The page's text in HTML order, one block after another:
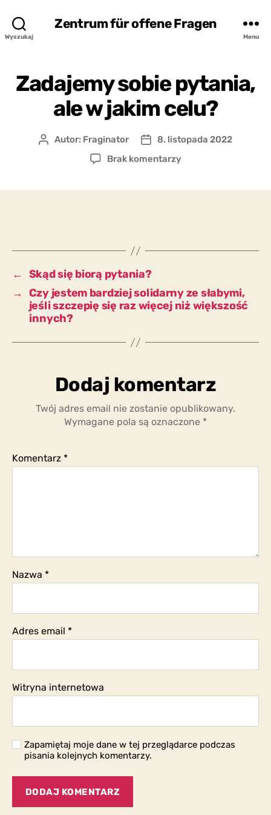
Wyszukaj
Zentrum für offene Fragen
Menu
Zadajemy sobie pytania,
ale w jakim celu?
AutorAutor: Fraginator
Data
wpisu
8. listopada 2022
Brak komentarzydo
celu?
← Skąd się biorą pytania?
→ Czy jestem bardziej solidarny ze słabymi,
jeśli szczepię się raz więcej niż większość
innych?
Dodaj komentarz
Twój adres email nie zostanie opublikowany.
Wymagane pola są oznaczone *
Komentarz *
Nazwa *
Adres email *
Witryna internetowa
Zapamiętaj moje dane w tej przeglądarce podczas
pisania kolejnych komentarzy.